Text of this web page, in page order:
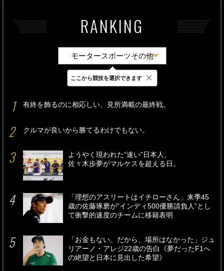
RANKING
モータースポーツその他
最新 24時間 週間
有終を飾るのに相応しい、見所満載の最終戦。
クルマが良いから勝てるわけでもない。
ようやく現われた“速い”日本人、
佐々木歩夢がマルケスを超える日。
「理想のアスリートはイチローさん」来季45
歳の佐藤琢磨が“インディ500優勝請負人”とし
て衝撃的速度のチームに移籍表明
「お金もない。だから、場所はなかった」ジュ
リアーノ・アレジ22歳の告白《夢だったF1へ
の絶望と日本に見出した希望》
ここから競技を選択できます ×